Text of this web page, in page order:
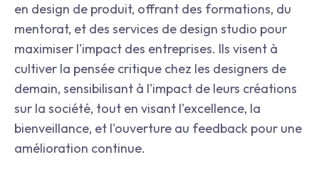
en design de produit, offrant des formations, du
mentorat, et des services de design studio pour
maximiser l'impact des entreprises. Ils visent à
cultiver la pensée critique chez les designers de
demain, sensibilisant à l'impact de leurs créations
sur la société, tout en visant l'excellence, la
bienveillance, et l'ouverture au feedback pour une
amélioration continue.